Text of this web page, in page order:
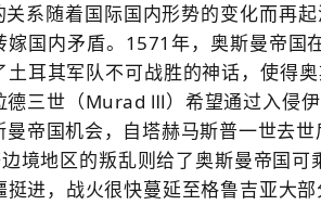
关系随着国际国内形势的变化而再
嫁国内矛盾。1571年，奥斯曼帝
土耳其军队不可战胜的神话，使得
德三世（Murad Ⅲ）希望通过入侵
曼帝国机会，自塔赫马斯普一世去
边境地区的叛乱则给了奥斯曼帝国
挺进，战火很快蔓延至格鲁吉亚大